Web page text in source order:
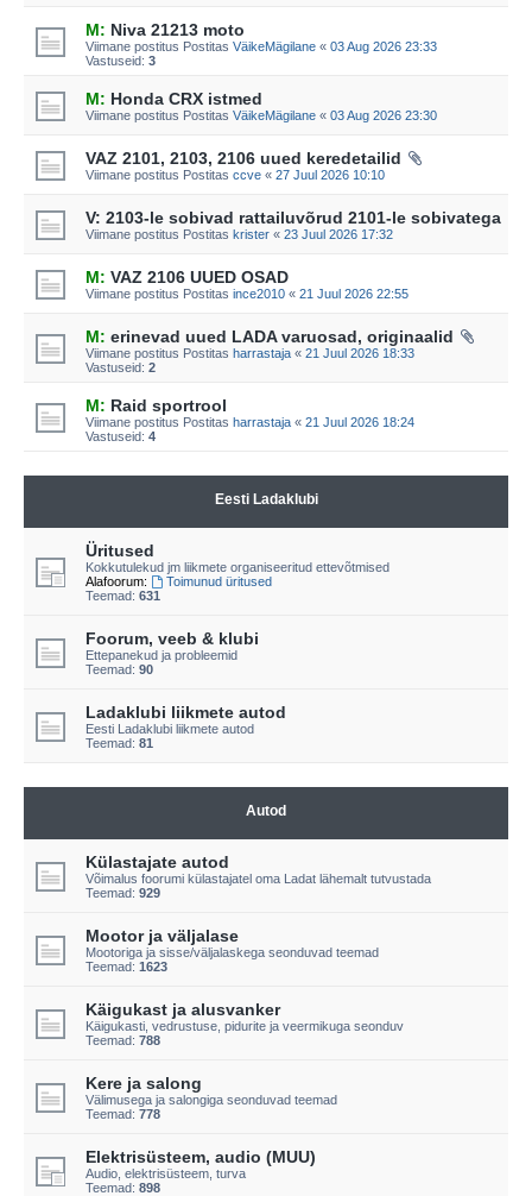
M: Niva 21213 moto
Viimane postitus Postitas VäikeMägilane « 03 Aug 2026 23:33
Vastuseid: 3
M: Honda CRX istmed
Viimane postitus Postitas VäikeMägilane « 03 Aug 2026 23:30
VAZ 2101, 2103, 2106 uued keredetailid
Viimane postitus Postitas ccve « 27 Juul 2026 10:10
V: 2103-le sobivad rattailuvõrud 2101-le sobivatega
Viimane postitus Postitas krister « 23 Juul 2026 17:32
M: VAZ 2106 UUED OSAD
Viimane postitus Postitas ince2010 « 21 Juul 2026 22:55
M: erinevad uued LADA varuosad, originaalid
Viimane postitus Postitas harrastaja « 21 Juul 2026 18:33
Vastuseid: 2
M: Raid sportrool
Viimane postitus Postitas harrastaja « 21 Juul 2026 18:24
Vastuseid: 4
Eesti Ladaklubi
Üritused
Kokkutulekud jm liikmete organiseeritud ettevõtmised
Alafoorum:
Toimunud üritused
Teemad: 631
Foorum, veeb & klubi
Ettepanekud ja probleemid
Teemad: 90
Ladaklubi liikmete autod
Eesti Ladaklubi liikmete autod
Teemad: 81
Autod
Külastajate autod
Võimalus foorumi külastajatel oma Ladat lähemalt tutvustada
Teemad: 929
Mootor ja väljalase
Mootoriga ja sisse/väljalaskega seonduvad teemad
Teemad: 1623
Käigukast ja alusvanker
Käigukasti, vedrustuse, pidurite ja veermikuga seonduv
Teemad: 788
Kere ja salong
Välimusega ja salongiga seonduvad teemad
Teemad: 778
Elektrisüsteem, audio (MUU)
Audio, elektrisüsteem, turva
Teemad: 898